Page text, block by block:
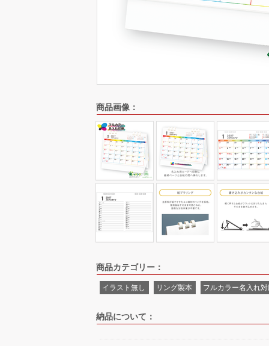
商品画像：
商品カテゴリー：
イラスト無し リング製本 フルカラー名入れ
納品について：